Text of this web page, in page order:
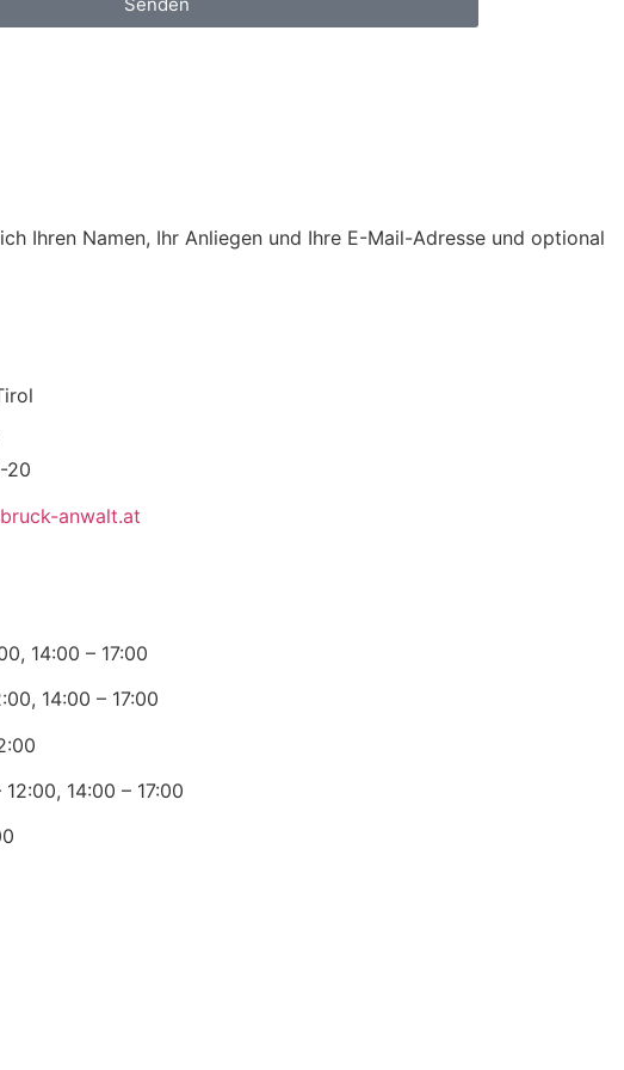
Ihren Namen, Ihr Anliegen und Ihre E-Mail-Adresse und optional
20
anwalt.at
14:00 – 17:00
14:00 – 17:00
14:00 – 17:00